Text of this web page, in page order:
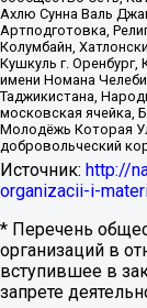
Ахлю Сунна Валь
Артподготовка,
Колумбайн,
Кушкуль г.
имени Номана
Таджикистана,
московская ячейка,
Молодёжь Которая
добровольческий
Источник: http://
organizacii-i-
* Перечень
организаций в
вступившее в
запрете